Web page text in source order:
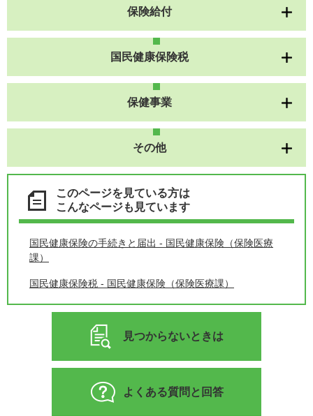
保険給付
国民健康保険税
保健事業
その他
このページを見ている方は
こんなページも見ています
国民健康保険の手続きと届出 - 国民健康保険（保険医療
課）
国民健康保険税 - 国民健康保険（保険医療課）
見つからないときは
よくある質問と回答